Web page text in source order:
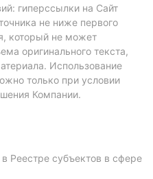
гиперссылки на Сайт
не ниже первого
который не может
оригинального текста,
Использование
только при условии
Компании.
Реестре субъектов в сфере